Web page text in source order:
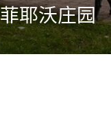
耶沃庄园